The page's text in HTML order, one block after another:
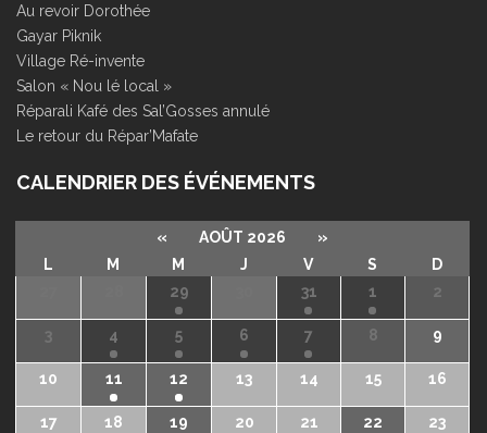
Au revoir Dorothée
Gayar Piknik
Village Ré-invente
Salon « Nou lé local »
Réparali Kafé des Sal’Gosses annulé
Le retour du Répar’Mafate
CALENDRIER DES ÉVÉNEMENTS
« AOÛT 2026
»
L
M M J V S
D
29 31 1 2
3 4 5 6 7 8 9
10 11 12 13 14 15 16
17 18 19 20 21 22 23